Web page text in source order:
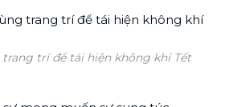
trí để tái hiện không khí Tết